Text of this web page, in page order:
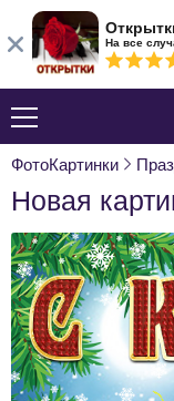
ФотоКартинки
Новая
На все